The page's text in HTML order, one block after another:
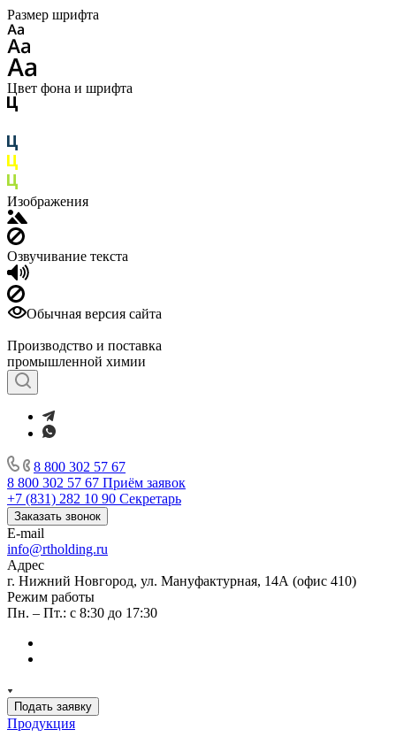
Размер шрифта
Цвет фона и шрифта
Изображения
Озвучивание текста
Обычная версия сайта
Производство и поставка
промышленной химии
8 800 302 57 67
8 800 302 57 67 Приём заявок
+7 (831) 282 10 90 Секретарь
Заказать звонок
E-mail
info@rtholding.ru
Адрес
г. Нижний Новгород, ул. Мануфактурная, 14А (офис 410)
Режим работы
Пн. – Пт.: с 8:30 до 17:30
Подать заявку
Продукция